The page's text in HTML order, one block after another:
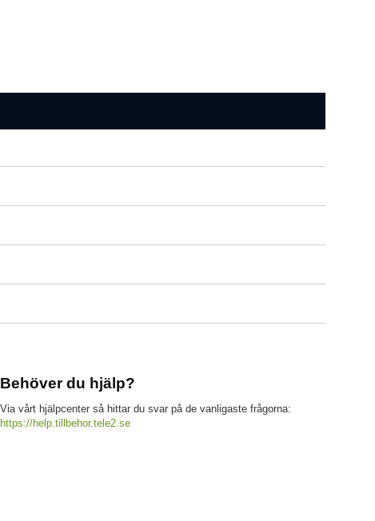
Behöver du hjälp?
Via vårt hjälpcenter så hittar du svar på de vanligaste frågorna:
https://help.tillbehor.tele2.se